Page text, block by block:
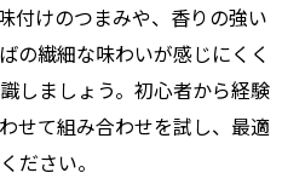
付けのつまみや、香りの強い
の繊細な味わいが感じにくく
しましょう。初心者から経験
せて組み合わせを試し、最適
ださい。